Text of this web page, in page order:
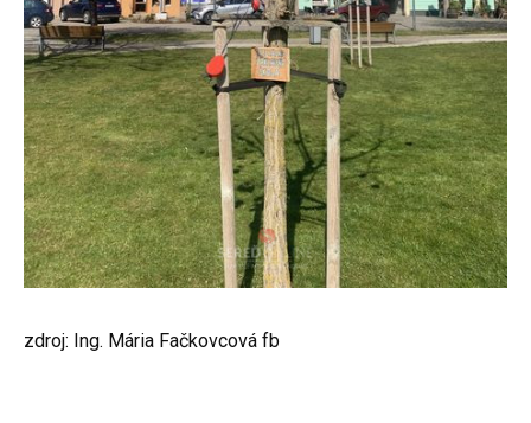
zdroj: Ing. Mária Fačkovcová fb